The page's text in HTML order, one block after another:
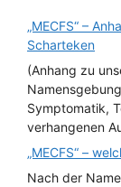
„MECFS“ –
Scharteken
(Anhang zu
Symptomatik,
verhangenen
„MECFS“ –
Nach der